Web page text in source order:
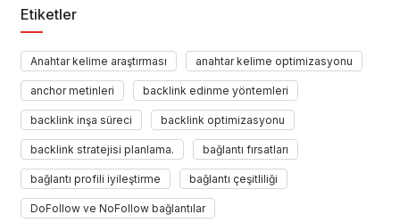
Etiketler
Anahtar kelime araştırması anahtar kelime optimizasyonu
anchor metinleri backlink edinme yöntemleri
backlink inşa süreci backlink optimizasyonu
backlink stratejisi planlama. bağlantı fırsatları
bağlantı profili iyileştirme bağlantı çeşitliliği
DoFollow ve NoFollow bağlantılar